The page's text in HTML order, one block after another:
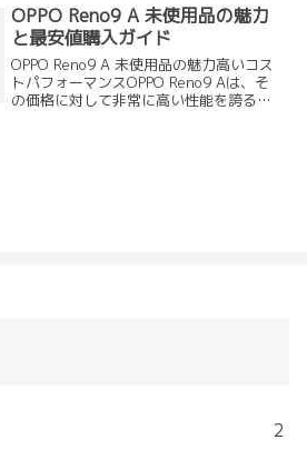
OPPO Reno9 A 未使用品の魅力
と最安値購入ガイド
OPPO Reno9 A 未使用品の魅力高いコス
トパフォーマンスOPPO Reno9 Aは、そ
の価格に対して非常に高い性能を誇るス
2